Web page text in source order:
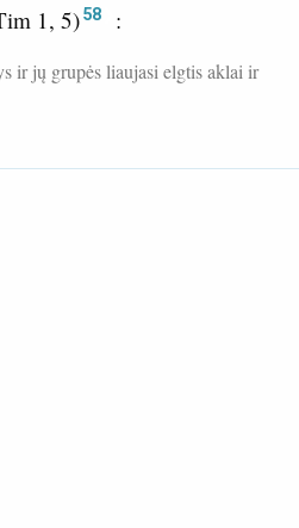
1, 5)58 :
ir jų grupės liaujasi elgtis aklai ir